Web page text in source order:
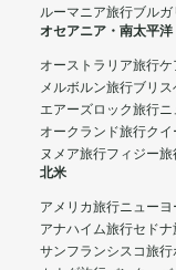
ルーマニア旅行ブル
オセアニア・南太平洋
オーストラリア旅行ケ
メルボルン旅行ブリ
エアーズロック旅行ニ
オークランド旅行ク
ヌメア旅行フィジー旅
北米
アメリカ旅行ニュー
アナハイム旅行セドナ
サンフランシスコ旅行